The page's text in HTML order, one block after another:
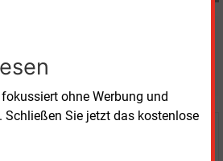
ohne Werbung und
Schließen Sie jetzt das kostenlose
Sie diese und
lesen?